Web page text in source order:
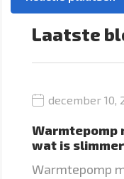
Laatste
december 10,
Warmtepomp
wat is
Warmtepomp